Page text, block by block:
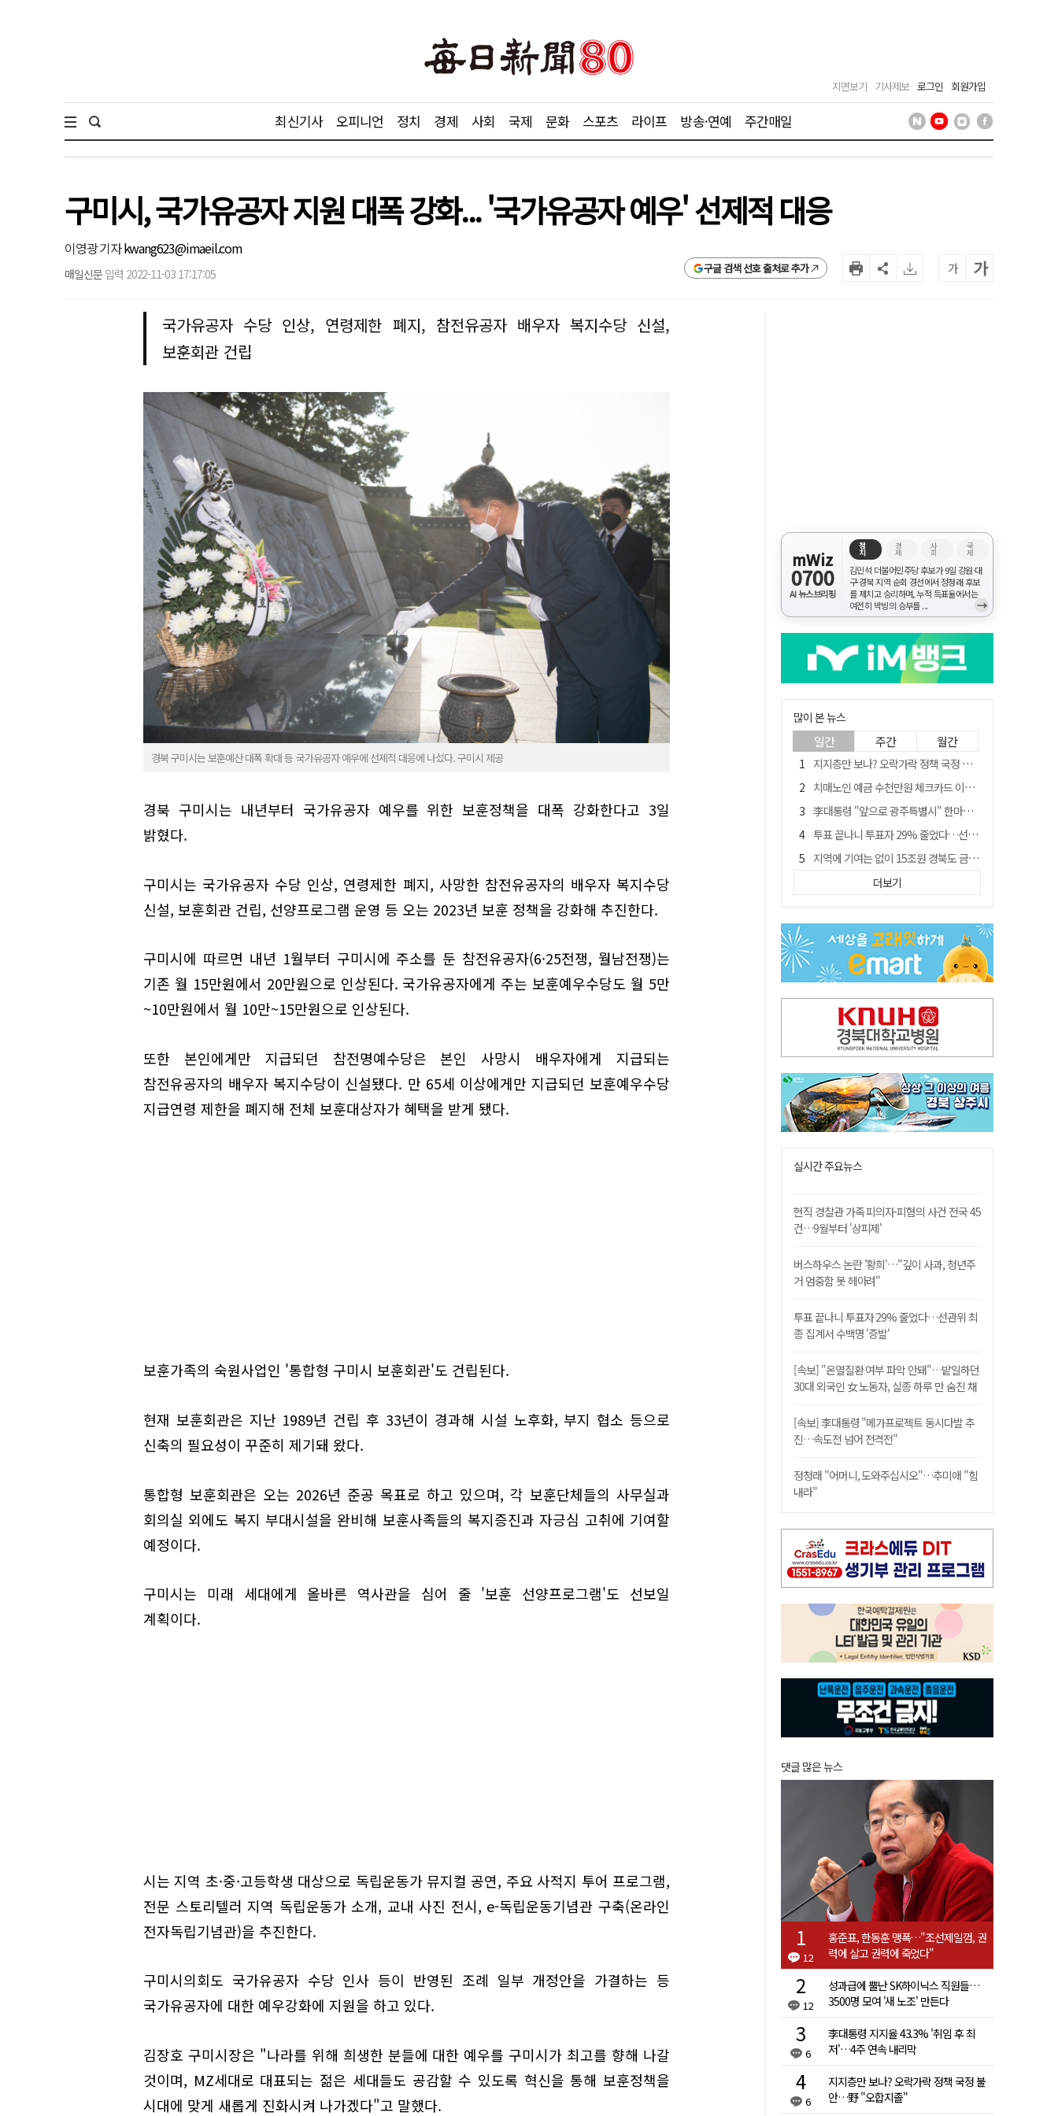
지면보기 기사제보 로그인 회원가입
최신기사 오피니언 정치 경제 사회 국제 문화 스포츠 라이프 방송·연예 주간매일
구미시, 국가유공자 지원 대폭 강화... '국가유공자 예우' 선제적 대응
이영광 기자kwang623@imaeil.com
매일신문 입력 2022-11-03 17:17:05 구글 검색 선호 출처로 추가 가 가
국가유공자 수당 인상, 연령제한 폐지, 참전유공자 배우자 복지수당 신설,
보훈회관 건립
경북 구미시는 보훈예산 대폭 확대 등 국가유공자 예우에 선제적 대응에 나섰다. 구미시 제공
경북 구미시는 내년부터 국가유공자 예우를 위한 보훈정책을 대폭 강화한다고 3일
밝혔다.
구미시는 국가유공자 수당 인상, 연령제한 폐지, 사망한 참전유공자의 배우자 복지수당
신설, 보훈회관 건립, 선양프로그램 운영 등 오는 2023년 보훈 정책을 강화해 추진한다.
구미시에 따르면 내년 1월부터 구미시에 주소를 둔 참전유공자(6·25전쟁, 월남전쟁)는
기존 월 15만원에서 20만원으로 인상된다. 국가유공자에게 주는 보훈예우수당도 월 5만
~10만원에서 월 10만~15만원으로 인상된다.
또한 본인에게만 지급되던 참전명예수당은 본인 사망시 배우자에게 지급되는
참전유공자의 배우자 복지수당이 신설됐다. 만 65세 이상에게만 지급되던 보훈예우수당
지급연령 제한을 폐지해 전체 보훈대상자가 혜택을 받게 됐다.
보훈가족의 숙원사업인 '통합형 구미시 보훈회관'도 건립된다.
현재 보훈회관은 지난 1989년 건립 후 33년이 경과해 시설 노후화, 부지 협소 등으로
신축의 필요성이 꾸준히 제기돼 왔다.
통합형 보훈회관은 오는 2026년 준공 목표로 하고 있으며, 각 보훈단체들의 사무실과
회의실 외에도 복지 부대시설을 완비해 보훈사족들의 복지증진과 자긍심 고취에 기여할
예정이다.
구미시는 미래 세대에게 올바른 역사관을 심어 줄 '보훈 선양프로그램'도 선보일
계획이다.
시는 지역 초·중·고등학생 대상으로 독립운동가 뮤지컬 공연, 주요 사적지 투어 프로그램,
전문 스토리텔러 지역 독립운동가 소개, 교내 사진 전시, e-독립운동기념관 구축(온라인
전자독립기념관)을 추진한다.
구미시의회도 국가유공자 수당 인사 등이 반영된 조례 일부 개정안을 가결하는 등
국가유공자에 대한 예우강화에 지원을 하고 있다.
김장호 구미시장은 "나라를 위해 희생한 분들에 대한 예우를 구미시가 최고를 향해 나갈
것이며, MZ세대로 대표되는 젊은 세대들도 공감할 수 있도록 혁신을 통해 보훈정책을
시대에 맞게 새롭게 진화시켜 나가겠다"고 말했다.
mWiz
0700
AI 뉴스브리핑
정
치
경
제
사
회
국
제
김민석 더불어민주당 후보가 9일 강원·대
구·경북 지역 순회 경선에서 정청래 후보
를 제치고 승리하며, 누적 득표율에서는
여전히 박빙의 승부를 ...
→
많이 본 뉴스
일간 주간 월간
지지층만 보나? 오락가락 정책 국정 불안…野 "오합지졸"
치매노인 예금 수천만원 체크카드 이용해 빼돌린 70대 간병인, 집행유예
李대통령 "앞으로 광주특별시" 한마디에…'전남 빠진 약칭' 논란 재점화
투표 끝나니 투표자 29% 줄었다…선관위 최종 집계서 수백명 '증발'
지역에 기여는 없이 15조원 경북도 금고 눈독 들이는 대형銀
[여권 국정 운영 난맥상] 그때 그때 다른 규제 완화
나마디 조엘진, 남자 육상 100ｍ 비공인 한국신기록 타이 작성
李대통령 지지율 43.3% '취임 후 최저'…4주 연속 내리막
삼프로TV 46만건 정보 털렸다…계좌·카드정보까지 유출
더보기
실시간 주요뉴스
현직 경찰관 가족 피의자·피혐의 사건 전국 45
건…9월부터 '상피제'
버스하우스 논란 '황희'…"깊이 사과, 청년주
거 엄중함 못 헤아려"
투표 끝나니 투표자 29% 줄었다…선관위 최
종 집계서 수백명 '증발'
[속보] "온열질환 여부 파악 안돼"…밭일하던
30대 외국인 女 노동자, 실종 하루 만 숨진 채
[속보] 李대통령 "메가프로젝트 동시다발 추
진…속도전 넘어 전격전"
정청래 "어머니, 도와주십시오"…추미애 "힘
내라"
댓글 많은 뉴스
12
홍준표, 한동훈 맹폭…"조선제일껌, 권
력에 살고 권력에 죽었다"
12
성과급에 뿔난 SK하이닉스 직원들…
3500명 모여 '새 노조' 만든다
6
李대통령 지지율 43.3% '취임 후 최
저'…4주 연속 내리막
6
지지층만 보나? 오락가락 정책 국정 불
안…野 "오합지졸"